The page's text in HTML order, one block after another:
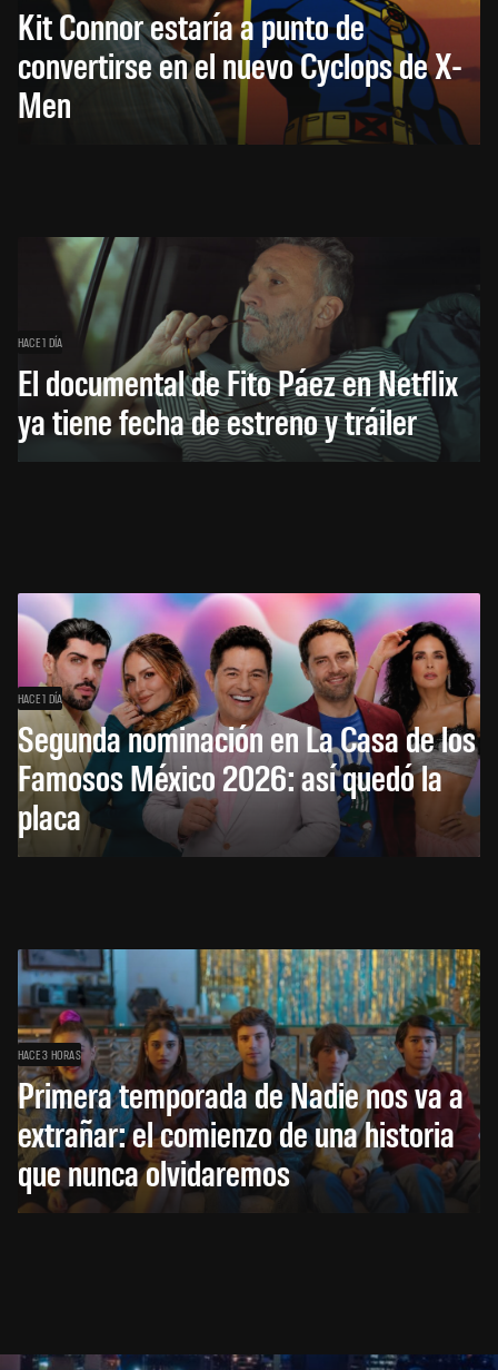
Kit Connor estaría a punto de
convertirse en el nuevo Cyclops de X-
Men
HACE 1 DÍA
El documental de Fito Páez en Netflix
ya tiene fecha de estreno y tráiler
HACE 1 DÍA
Segunda nominación en La Casa de los
Famosos México 2026: así quedó la
placa
HACE 3 HORAS
Primera temporada de Nadie nos va a
extrañar: el comienzo de una historia
que nunca olvidaremos